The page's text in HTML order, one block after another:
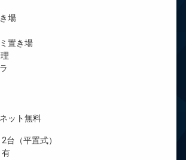
場
置き場
ット無料
平置式）